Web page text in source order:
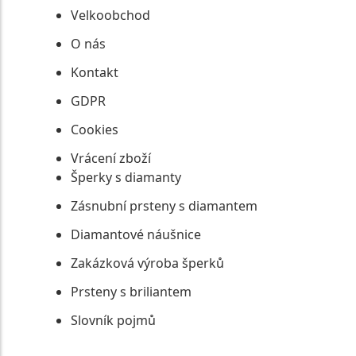
Velkoobchod
O nás
Kontakt
GDPR
Cookies
Vrácení zboží
Šperky s diamanty
Zásnubní prsteny s diamantem
Diamantové náušnice
Zakázková výroba šperků
Prsteny s briliantem
Slovník pojmů